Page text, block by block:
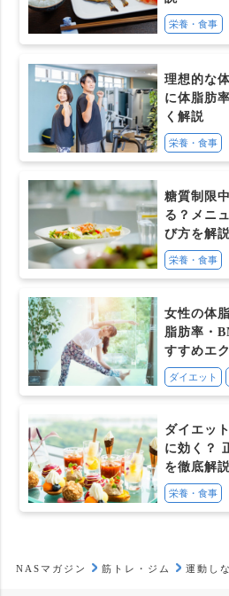
栄養・食事
理想的な
に体脂肪
く解説
栄養・食事
糖質制限
る？メニ
び方を解説
栄養・食事
女性の体
脂肪率・
すすめエ
ダイエット
ダイエッ
に効く？
を徹底解
栄養・食事
NASマガジン 筋トレ・ジム 運動し